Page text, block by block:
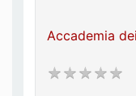
Accademia